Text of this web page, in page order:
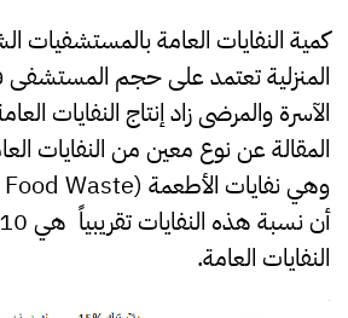
كمية النفايات العامة بالمستشفيات
المنزلية تعتمد على حجم المستشفى
الآسرة والمرضى زاد إنتاج النفايات
المقالة عن نوع معين من النفايات
النفايات العامة.